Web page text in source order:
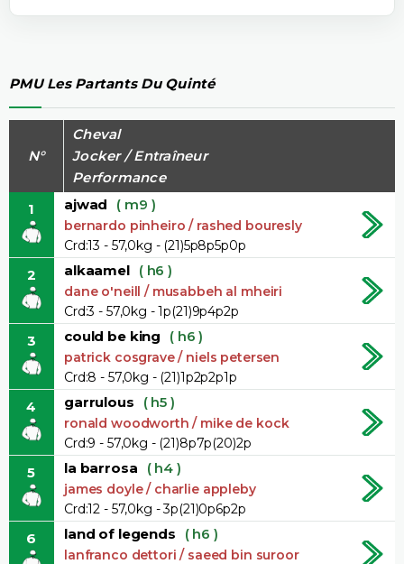
PMU Les Partants Du Quinté
N°
Cheval
Jocker / Entraîneur
Performance
1
ajwad ( m9 )
bernardo pinheiro / rashed bouresly
Crd:13 - 57,0kg - (21)5p8p5p0p
2 alkaamel ( h6 )
dane o'neill / musabbeh al mheiri
Crd:3 - 57,0kg - 1p(21)9p4p2p
3 could be king ( h6 )
patrick cosgrave / niels petersen
Crd:8 - 57,0kg - (21)1p2p2p1p
4 garrulous ( h5 )
ronald woodworth / mike de kock
Crd:9 - 57,0kg - (21)8p7p(20)2p
5 la barrosa ( h4 )
james doyle / charlie appleby
Crd:12 - 57,0kg - 3p(21)0p6p2p
6 land of legends ( h6 )
lanfranco dettori / saeed bin suroor